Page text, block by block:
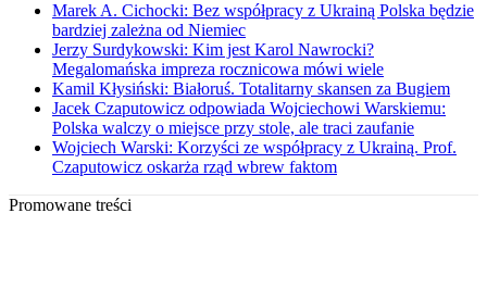
Marek A. Cichocki: Bez współpracy z Ukrainą Polska będzie
bardziej zależna od Niemiec
Jerzy Surdykowski: Kim jest Karol Nawrocki?
Megalomańska impreza rocznicowa mówi wiele
Kamil Kłysiński: Białoruś. Totalitarny skansen za Bugiem
Jacek Czaputowicz odpowiada Wojciechowi Warskiemu:
Polska walczy o miejsce przy stole, ale traci zaufanie
Wojciech Warski: Korzyści ze współpracy z Ukrainą. Prof.
Czaputowicz oskarża rząd wbrew faktom
Promowane treści